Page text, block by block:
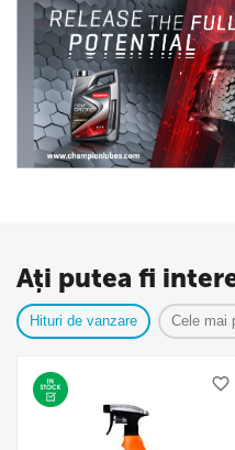
Ați putea fi
Hituri de vanzare Cele mai